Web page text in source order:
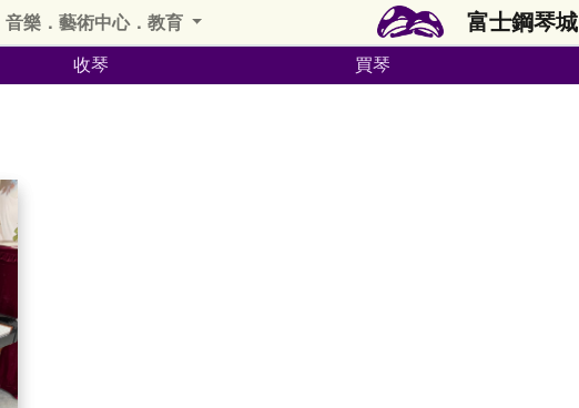
音樂．藝術中心．教育 富士鋼琴城
收琴 買琴